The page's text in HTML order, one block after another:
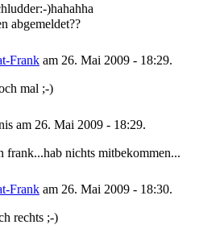
)hahahha
abgemeldet??
Frank am 26. Mai 2009 - 18:29.
mal ;-)
am 26. Mai 2009 - 18:29.
frank...hab nichts mitbekommen...
Frank am 26. Mai 2009 - 18:30.
rechts ;-)